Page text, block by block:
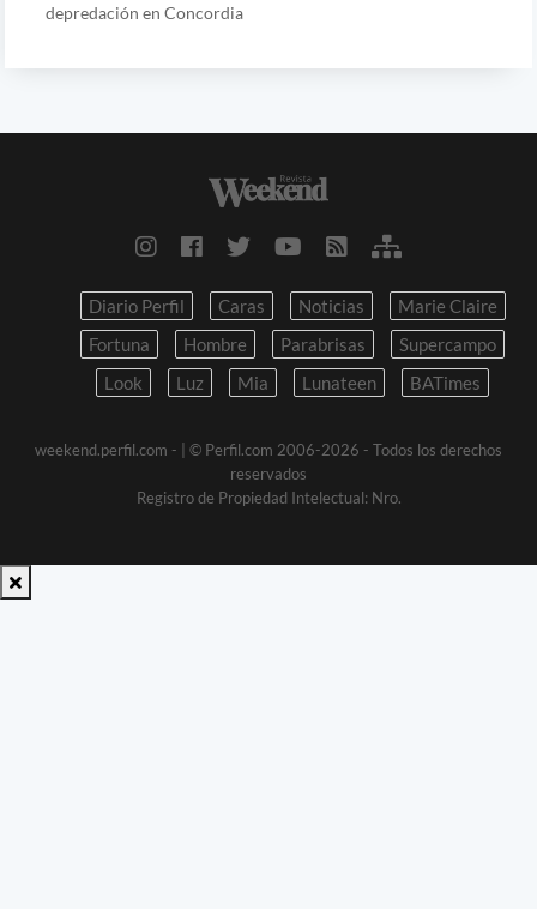
depredación en Concordia
Diario Perfil Caras Noticias
Marie Claire
Fortuna
Hombre Parabrisas
Supercampo
Look
Luz Mia Lunateen BATimes
weekend.perfil.com -
| © Perfil.com 2006-2026 - Todos los derechos
reservados
Registro de Propiedad Intelectual: Nro.